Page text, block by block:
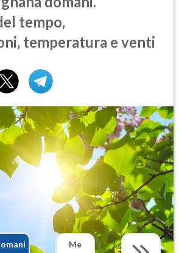
tempo,
temperatura e venti
Me